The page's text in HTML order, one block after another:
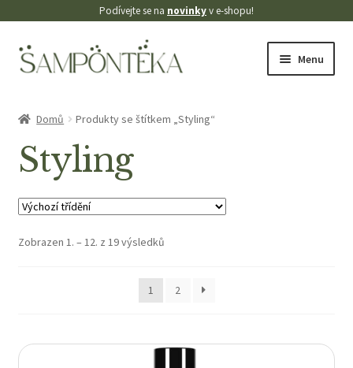
Podívejte se na novinkyv e-shopu!
Přeskočit
na
Přejít
k
Menu
Cookies
Můj účet
Domů Produkty se štítkem „Styling“
Styling
Zobrazen 1. – 12. z 19 výsledků
1 2